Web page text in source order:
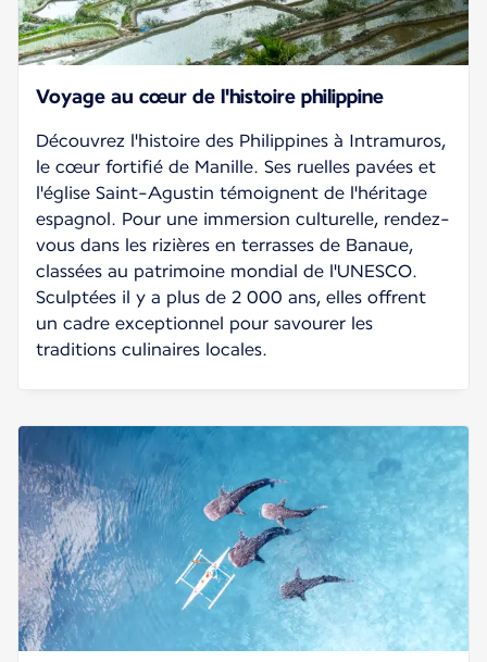
Voyage au cœur de l'histoire philippine
Découvrez l'histoire des Philippines à Intramuros,
le cœur fortifié de Manille. Ses ruelles pavées et
l'église Saint-Agustin témoignent de l'héritage
espagnol. Pour une immersion culturelle, rendez-
vous dans les rizières en terrasses de Banaue,
classées au patrimoine mondial de l'UNESCO.
Sculptées il y a plus de 2 000 ans, elles offrent
un cadre exceptionnel pour savourer les
traditions culinaires locales.